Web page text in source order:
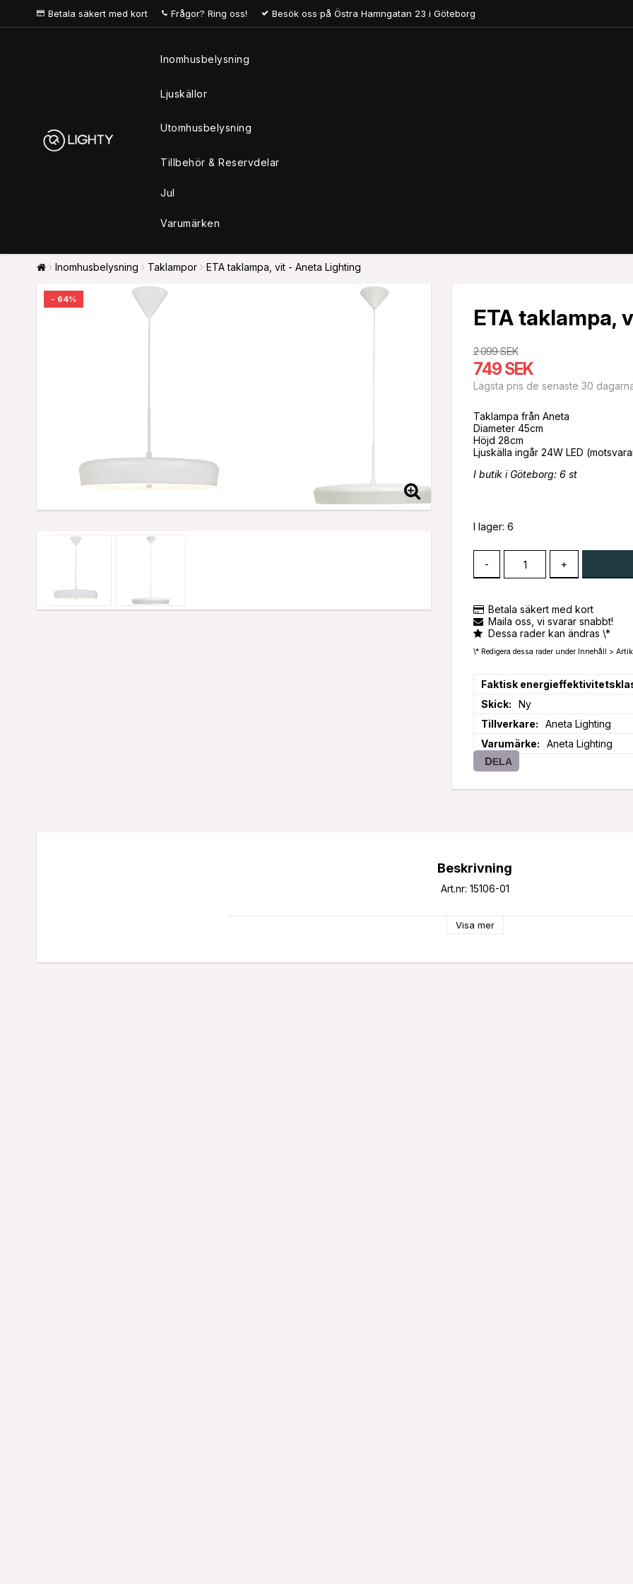
Betala säkert med kort Frågor? Ring oss! Besök oss på Östra Hamngatan 23 i Göteborg
Inomhusbelysning
Ljuskällor
Utomhusbelysning
Tillbehör & Reservdelar
Jul
Varumärken
Inomhusbelysning Taklampor ETA taklampa, vit - Aneta Lighting
- 64%
ETA taklampa,
2 099 SEK
749 SEK
Lägsta pris de senaste 30
Taklampa från Aneta
Diameter 45cm
Höjd 28cm
I butik i Göteborg: 6 st
I lager: 6
- +
Betala säkert med kort
Maila oss, vi svarar snabbt!
Dessa rader kan ändras \*
\* Redigera dessa rader under Innehåll >
Faktisk
Skick
Ny
Tillverkare
Aneta Lighting
Varumärke
Aneta Lighting
DELA
Beskrivning
Art.nr: 15106-01
Visa mer